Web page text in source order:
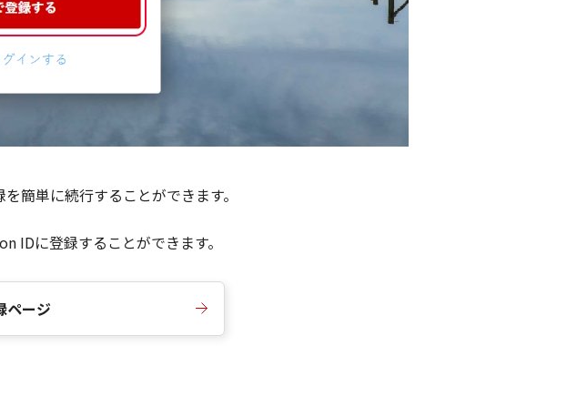
簡単に続行することができます。
IDに登録することができます。
ページ